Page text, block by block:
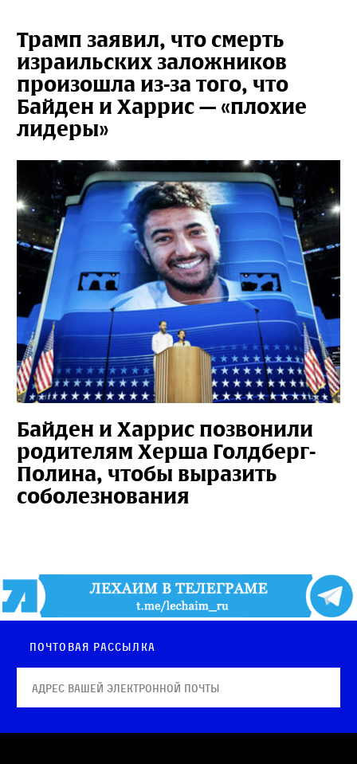
Трамп заявил, что смерть
израильских заложников
произошла из-за того, что
Байден и Харрис — «плохие
лидеры»
Байден и Харрис позвонили
родителям Херша Голдберг-
Полина, чтобы выразить
соболезнования
Почтовая рассылка